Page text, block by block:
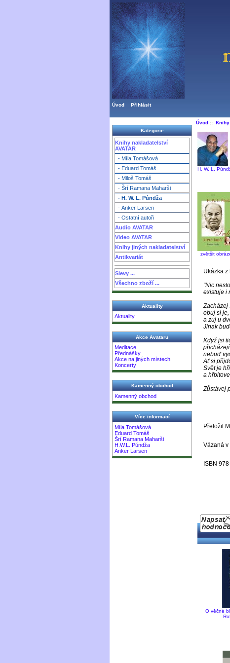
Úvod Přihlásit
Kategorie
Knihy nakladatelství
AVATAR
- Míla Tomášová
- Eduard Tomáš
- Miloš Tomáš
- Šrí Ramana Maharši
- H. W. L. Púndža
- Anker Larsen
- Ostatní autoři
Audio AVATAR
Video AVATAR
Knihy jiných nakladatelství
Antikvariát
Slevy ...
Všechno zboží ...
Aktuality
Aktuality
Akce Avataru
Meditace
Přednášky
Akce na jiných místech
Koncerty
Kamenný obchod
Kamenný obchod
Více informací
Míla Tomášová
Eduard Tomáš
Šrí Ramana Maharši
H.W.L. Púndža
Anker Larsen
Úvod:: Knihy
H. W. L.
zvětšit
Ukázka z
"Nic
existuje i
Zacházej
obuj si je,
a zuj u
Jinak
Když jsi
nebuď
Ať si
Svět je
a
Zůstávej
Přeložil
Vázaná v
ISBN
O věčné